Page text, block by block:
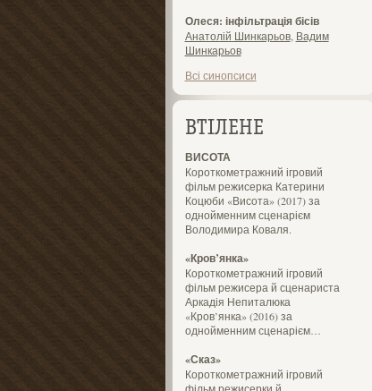
Олеся: інфільтрація бісів
Анатолій Шинкарьов, Вадим
Шинкарьов
Всі синопсиси
ВТІЛЕНЕ
ВИСОТА
Короткометражний ігровий
фільм режисерка Катерини
Коцюби «Висота» (2017) за
однойменним сценарієм
Володимира Коваля.
«Кров’янка»
Короткометражний ігровий
фільм режисера й сценариста
Аркадія Непиталюка
«Кров’янка» (2016) за
однойменним сценарієм…
«Сказ»
Короткометражний ігровий